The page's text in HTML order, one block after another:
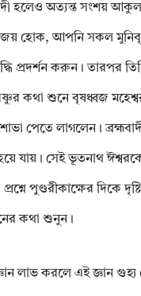
হলেও অত্যন্ত সংশয়
হোক, আপনি সকল
প্রদর্শন করুন। তারপর
কথা শুনে বৃষধ্বজ
পেতে লাগলেন।
হয়ে যায়। সেই ভূতনাথ
পুণ্ডরীকাক্ষের দিকে
কথা শুনুন।
জ্ঞান লাভ করলে এই জ্ঞান